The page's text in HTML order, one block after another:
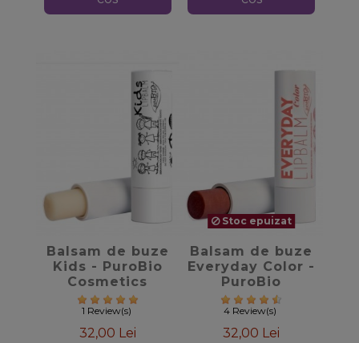
favorite_border
Balsam de buze
Kids - PuroBio
Cosmetics
1 Review(s)
32,00 Lei
favorite_border
Stoc epuizat
Balsam de buze
Everyday Color -
PuroBio
Cosmetics
4 Review(s)
32,00 Lei